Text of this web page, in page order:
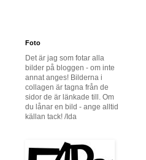
Foto
Det är jag som fotar alla
bilder på bloggen - om inte
annat anges! Bilderna i
collagen är tagna från de
sidor de är länkade till. Om
du lånar en bild - ange alltid
källan tack! /Ida